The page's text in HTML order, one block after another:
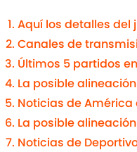
Aquí los detalles del
Canales de
Últimos 5 partidos
La posible
Noticias de América
La posible
Noticias de